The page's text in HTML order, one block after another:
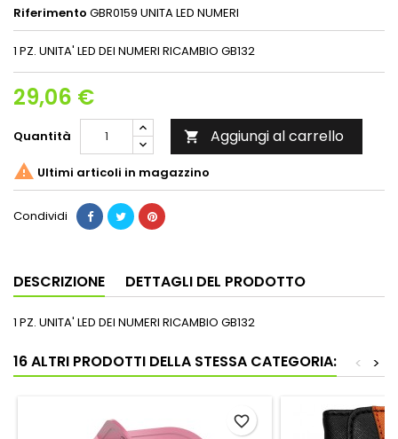
Riferimento GBR0159 UNITA LED NUMERI
1 PZ. UNITA' LED DEI NUMERI RICAMBIO GB132
29,06 €
Quantità  Aggiungi al carrello
 Ultimi articoli in magazzino
Condividi
DESCRIZIONE DETTAGLI DEL PRODOTTO
1 PZ. UNITA' LED DEI NUMERI RICAMBIO GB132
16 ALTRI PRODOTTI DELLA STESSA CATEGORIA: >
<
favorite_border